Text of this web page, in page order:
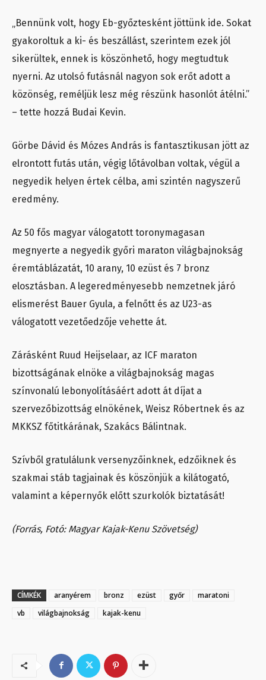
„Bennünk volt, hogy Eb-győztesként jöttünk ide. Sokat
gyakoroltuk a ki- és beszállást, szerintem ezek jól
sikerültek, ennek is köszönhető, hogy megtudtuk
nyerni. Az utolsó futásnál nagyon sok erőt adott a
közönség, reméljük lesz még részünk hasonlót átélni.”
– tette hozzá Budai Kevin.
Görbe Dávid és Mózes András is fantasztikusan jött az
elrontott futás után, végig lőtávolban voltak, végül a
negyedik helyen értek célba, ami szintén nagyszerű
eredmény.
Az 50 fős magyar válogatott toronymagasan
megnyerte a negyedik győri maraton világbajnokság
éremtáblázatát, 10 arany, 10 ezüst és 7 bronz
elosztásban. A legeredményesebb nemzetnek járó
elismerést Bauer Gyula, a felnőtt és az U23-as
válogatott vezetőedzője vehette át.
Zárásként Ruud Heijselaar, az ICF maraton
bizottságának elnöke a világbajnokság magas
színvonalú lebonyolításáért adott át díjat a
szervezőbizottság elnökének, Weisz Róbertnek és az
MKKSZ főtitkárának, Szakács Bálintnak.
Szívből gratulálunk versenyzőinknek, edzőiknek és
szakmai stáb tagjainak és köszönjük a kilátogató,
valamint a képernyők előtt szurkolók biztatását!
(Forrás, Fotó: Magyar Kajak-Kenu Szövetség)
CÍMKÉK aranyérem bronz ezüst győr
maratoni
vb
világbajnokság kajak-kenu